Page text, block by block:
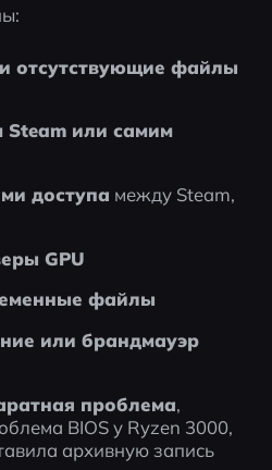
отсутствующие файлы
или самим
доступа между Steam,
GPU
файлы
или брандмауэр
проблема,
BIOS у Ryzen 3000,
архивную запись